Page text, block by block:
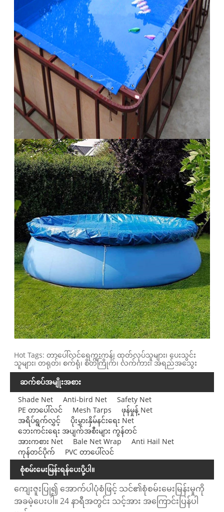
Hot Tags: တာပေါ်လင်ရေကူးကန်၊ ထုတ်လုပ်သူများ၊ ပေးသွင်း
သူများ၊ တရုတ်၊ စက်ရုံ၊ စိတ်ကြိုက်၊ လက်ကား၊ အရည်အသွေး
ဆက်စပ်အမျိုးအစား
Shade Net
Anti-bird Net
Safety Net
PE တာပေါ်လင်
Mesh Tarps
ဖုန်မှုန့် Net
အရိပ်ရွက်လွှင့်
ပိုးမွှားနှိမ်နင်းရေး Net
ဘေးကင်းရေး အပျက်အစီးများ ကွန်တင်
အားကစား Net
Bale Net Wrap
Anti Hail Net
ကုန်တင်ပိုက်
PVC တာပေါ်လင်
စုံစမ်းမေးမြန်းရန်ပေးပို့ပါ။
ကျေးဇူးပြု၍ အောက်ပါပုံစံဖြင့် သင်၏စုံစမ်းမေးမြန်းမှုကို
အခမဲ့ပေးပါ။ 24 နာရီအတွင်း သင့်အား အကြောင်းပြန်ပါ